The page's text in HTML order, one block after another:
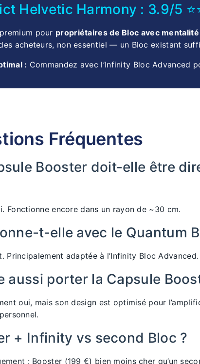
Helvetic Harmony : 3.9/5
pour propriétaires de Bloc avec
acheteurs, non essentiel — un Bloc existant
: Commandez avec l’Infinity Bloc Advanced
Fréquentes
Booster doit-elle être
Fonctionne encore dans un rayon de ~30 cm.
t-elle avec le Quantum
Principalement adaptée à l’Infinity Bloc Advanced.
aussi porter la Capsule
oui, mais son design est optimisé pour
+ Infinity vs second Bloc ?
: Booster (199 €) bien moins cher qu’un